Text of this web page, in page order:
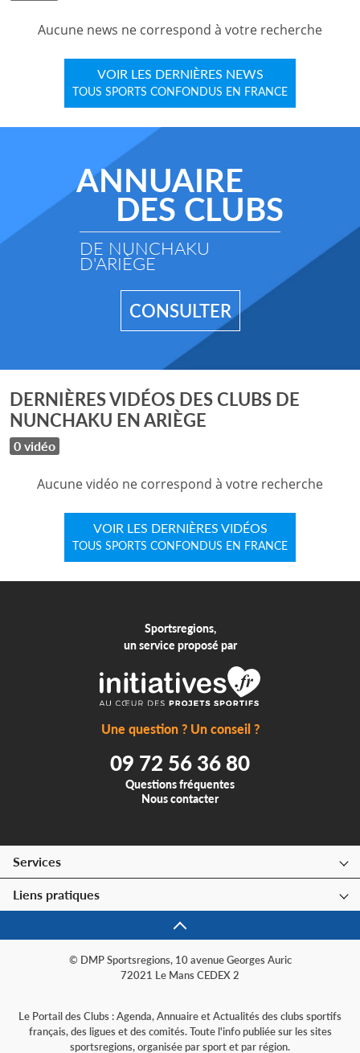
Aucune news ne correspond à votre recherche
VOIR LES DERNIÈRES NEWS
TOUS SPORTS CONFONDUS EN FRANCE
ANNUAIRE
DES CLUBS
DE NUNCHAKU
D'ARIÈGE
CONSULTER
DERNIÈRES VIDÉOS DES CLUBS DE
NUNCHAKU EN ARIÈGE
0 vidéo
Aucune vidéo ne correspond à votre recherche
VOIR LES DERNIÈRES VIDÉOS
TOUS SPORTS CONFONDUS EN FRANCE
Sportsregions,
un service proposé par
Une question ? Un conseil ?
09 72 56 36 80
Questions fréquentes
Nous contacter
Services
Liens pratiques
© DMP Sportsregions, 10 avenue Georges Auric
72021 Le Mans CEDEX 2
Le Portail des Clubs : Agenda, Annuaire et Actualités des clubs sportifs
français, des ligues et des comités. Toute l'info publiée sur les sites
sportsregions, organisée par sport et par région.